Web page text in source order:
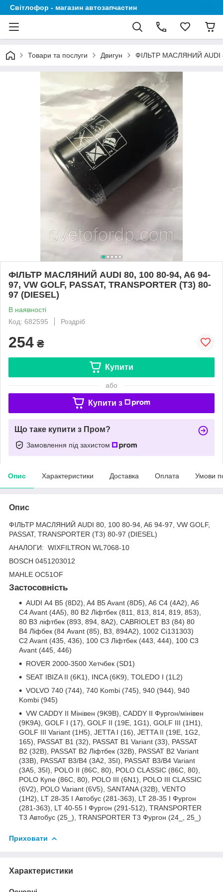
Світлофор - магазин автозапчастин
Товари та послуги Двигун ФІЛЬТР МАСЛЯНИЙ AUDI
ФІЛЬТР МАСЛЯНИЙ AUDI 80, 100 80-94, A6 94-
97, VW GOLF, PASSAT, TRANSPORTER (T3) 80-
97 (DIESEL)
В наявності
Код: 682595
Роздріб
254 ₴
Купити
або
Купити з
Що таке купити з Пром?
Замовлення під захистом
Опис Характеристики Доставка Оплата Умови
Опис
ФІЛЬТР МАСЛЯНИЙ AUDI 80, 100 80-94, A6 94-97, VW GOLF,
PASSAT, TRANSPORTER (T3) 80-97 (DIESEL)
АНАЛОГИ: WIXFILTRON WL7068-10
BOSCH 0451203012
MAHLE OC51OF
Застосовність
AUDI A4 B5 (8D2), A4 B5 Avant (8D5), A6 C4 (4A2), A6
C4 Avant (4A5), 80 B2 Ліфтбек (811, 813, 814, 819, 853),
80 B3 ліфтбек (893, 894, 8A2), CABRIOLET B3 (84) 80
B4 Ліфбек (84 Avant (85), B3, 894A2), 1002 Ci131303)
C2 Avant (435, 436), 100 C3 Ліфтбек (443, 444), 100 C3
Avant (445, 446)
ROVER 2000-3500 Хетчбек (SD1)
SEAT IBIZA II (6K1), INCA (6K9), TOLEDO I (1L2)
VOLVO 740 (744), 740 Kombi (745), 940 (944), 940
Kombi (945)
VW CADDY II Мінівен (9K9B), CADDY II Фургон/мінівен
(9K9A), GOLF I (17), GOLF II (19E, 1G1), GOLF III (1H1),
GOLF III Variant (1H5), JETTA I (16), JETTA II (19E, 1G2,
165), PASSAT B1 (32), PASSAT B1 Variant (33), PASSAT
B2 (32B), PASSAT B2 Ліфтбек (32B), PASSAT B2 Variant
(33B), PASSAT B3/B4 (3A2, 35I), PASSAT B3/B4 Variant
(3A5, 35I), POLO II (86C, 80), POLO CLASSIC (86C, 80),
POLO Купе (86C, 80), POLO III (6N1), POLO III CLASSIC
(6V2), POLO Variant (6V5), SANTANA (32B), VENTO
(1H2), LT 28-35 I Автобус (281-363), LT 28-35 I Фургон
(281-363), LT 40-55 I Фургон (291-512), TRANSPORTER
T3 Автобус (25_), TRANSPORTER T3 Фургон (24_, 25_)
Приховати
Характеристики